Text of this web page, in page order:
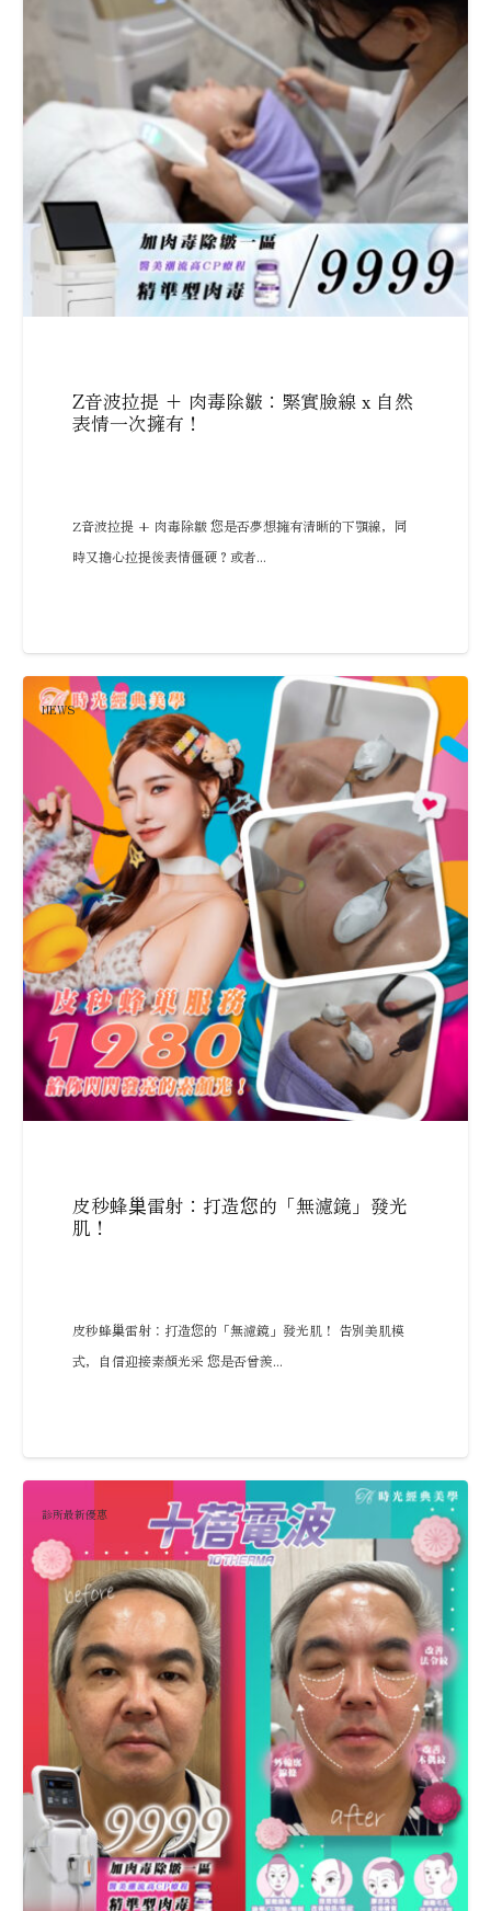
Z音波拉提 + 肉毒除皺：緊實臉線 x 自然
表情一次擁有！
Z音波拉提 + 肉毒除皺 您是否夢想擁有清晰的下顎線，同
時又擔心拉提後表情僵硬？或者...
NEWS
皮秒蜂巢雷射：打造您的「無濾鏡」發光
肌！
皮秒蜂巢雷射：打造您的「無濾鏡」發光肌！ 告別美肌模
式，自信迎接素顏光采 您是否曾羨...
診所最新優惠